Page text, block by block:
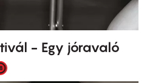
- Egy jóravaló